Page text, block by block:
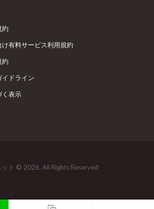
約
有料サービス利用規約
約
イドライン
く表示
ト © 2026. All Rights Reserved